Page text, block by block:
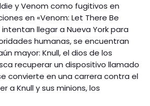
y Venom como fugitivos en
en «Venom: Let There Be
llegar a Nueva York para
humanas, se encuentran
mayor: Knull, el dios de los
recuperar un dispositivo llamado
convierte en una carrera contra el
a Knull y sus minions, los